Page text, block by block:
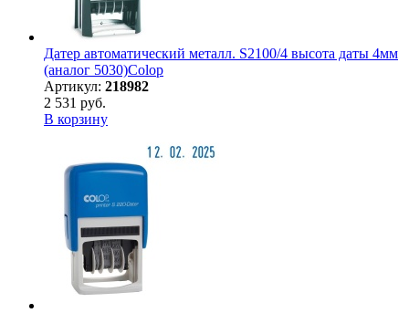
Датер автоматический металл. S2100/4 высота даты 4мм
(аналог 5030)Colop
Артикул: 218982
2 531 руб.
В корзину